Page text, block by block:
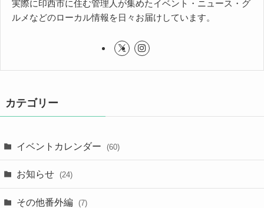
実際に印西市に住む管理人が集めたイベント・ニュース・グ
ルメなどのローカル情報を日々お届けしています。
カテゴリー
イベントカレンダー (60)
お知らせ (24)
その他番外編 (7)